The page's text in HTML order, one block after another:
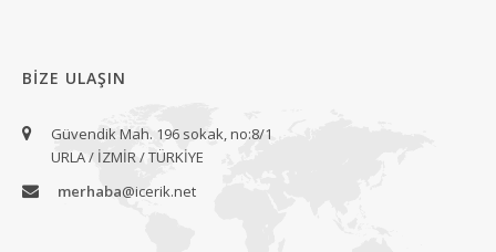
BIZE ULAŞIN
Güvendik Mah. 196 sokak, no:8/1
URLA / İZMİR / TÜRKİYE
merhaba@icerik.net